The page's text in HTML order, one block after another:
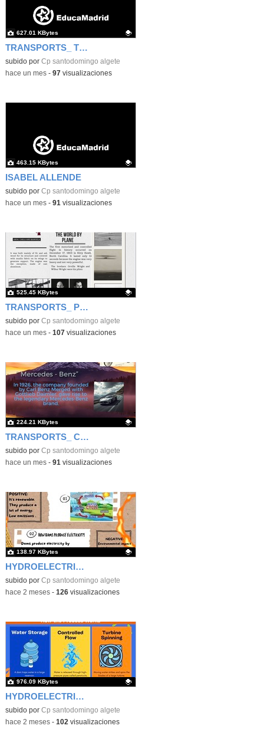
TRANSPORTS_ TIME TRAVEL
Contenido educativo.
subido por Cp santodomingo algete
627.01 KBytes
-hace un mes- 97visualizaciones
ISABEL ALLENDE
Contenido educativo.
subido por Cp santodomingo algete
463.15 KBytes
-hace un mes- 91 visualizaciones
TRANSPORTS_ PLANE
Contenido educativo.
subido por Cp santodomingo algete
525.45 KBytes
-hace un mes- 107visualizaciones
TRANSPORTS_ CARS
Contenido educativo.
subido por Cp santodomingo algete
224.21 KBytes
-hace un mes- 91 visualizaciones
HYDROELECTRIC ENERGY
Contenido educativo.
subido por Cp santodomingo algete
138.97 KBytes
-hace 2 meses- 126visualizaciones
HYDROELECTRIC ENERGY2
Contenido educativo.
subido por Cp santodomingo algete
976.09 KBytes
-hace 2 meses- 102 visualizaciones